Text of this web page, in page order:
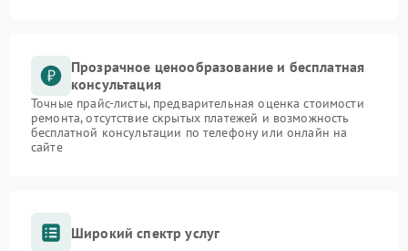
Прозрачное ценообразование и бесплатная
консультация
Точные прайс-листы, предварительная оценка стоимости
ремонта, отсутствие скрытых платежей и возможность
бесплатной консультации по телефону или онлайн на
сайте
Широкий спектр услуг